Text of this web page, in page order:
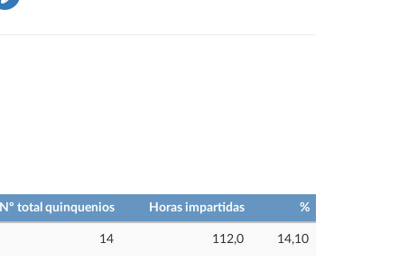
Nº total quinquenios Horas impartidas %
14 112,0 14,10